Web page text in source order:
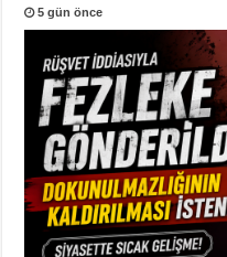
5 gün önce